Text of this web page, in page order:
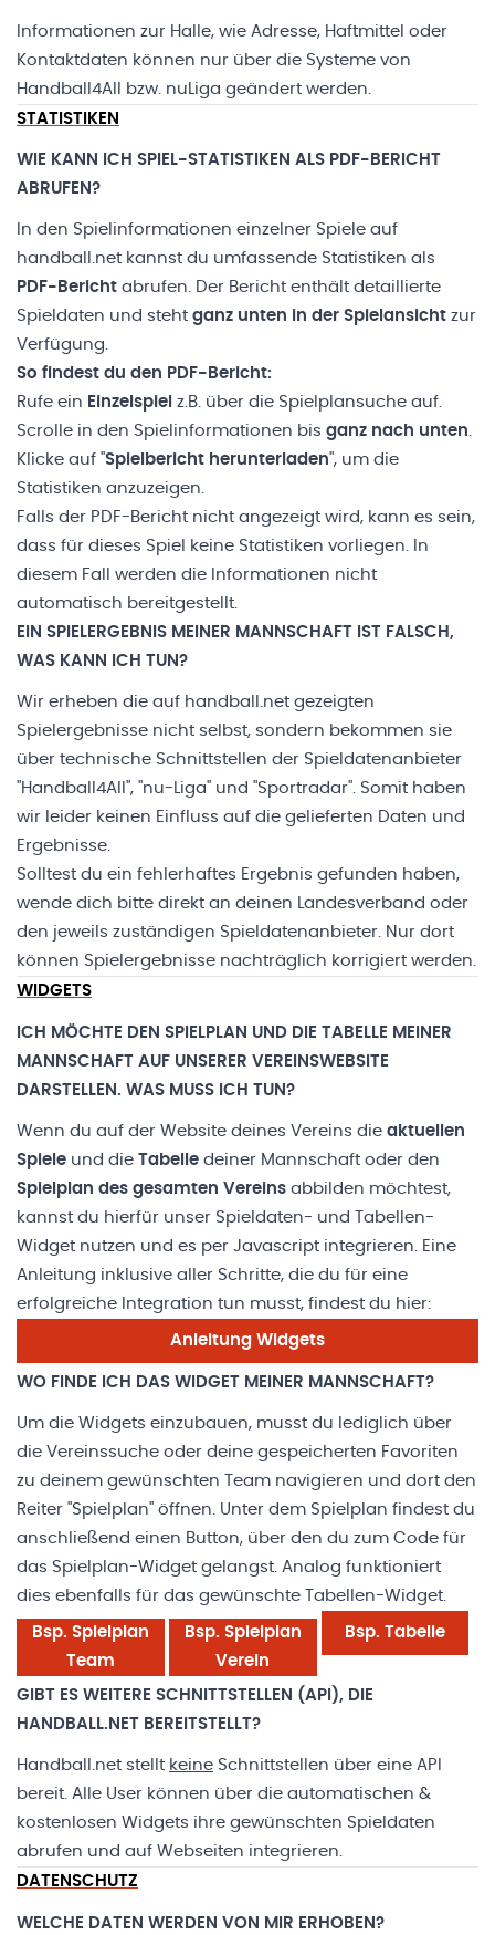
Informationen zur Halle, wie Adresse, Haftmittel oder
Kontaktdaten können nur über die Systeme von
Handball4All bzw. nuLiga geändert werden.
STATISTIKEN
WIE KANN ICH SPIEL-STATISTIKEN ALS PDF-BERICHT
ABRUFEN?
In den Spielinformationen einzelner Spiele auf
handball.net kannst du umfassende Statistiken als
PDF-Bericht abrufen. Der Bericht enthält detaillierte
Spieldaten und steht ganz unten in der Spielansicht zur
Verfügung.
So findest du den PDF-Bericht:
Rufe ein Einzelspiel z.B. über die Spielplansuche auf.
Scrolle in den Spielinformationen bis ganz nach unten.
Klicke auf "Spielbericht herunterladen", um die
Statistiken anzuzeigen.
Falls der PDF-Bericht nicht angezeigt wird, kann es sein,
dass für dieses Spiel keine Statistiken vorliegen. In
diesem Fall werden die Informationen nicht
automatisch bereitgestellt.
EIN SPIELERGEBNIS MEINER MANNSCHAFT IST FALSCH,
WAS KANN ICH TUN?
Wir erheben die auf handball.net gezeigten
Spielergebnisse nicht selbst, sondern bekommen sie
über technische Schnittstellen der Spieldatenanbieter
"Handball4All", "nu-Liga" und "Sportradar". Somit haben
wir leider keinen Einfluss auf die gelieferten Daten und
Ergebnisse.
Solltest du ein fehlerhaftes Ergebnis gefunden haben,
wende dich bitte direkt an deinen Landesverband oder
den jeweils zuständigen Spieldatenanbieter. Nur dort
können Spielergebnisse nachträglich korrigiert werden.
WIDGETS
ICH MÖCHTE DEN SPIELPLAN UND DIE TABELLE MEINER
MANNSCHAFT AUF UNSERER VEREINSWEBSITE
DARSTELLEN. WAS MUSS ICH TUN?
Wenn du auf der Website deines Vereins die aktuellen
Spiele und die Tabelle deiner Mannschaft oder den
Spielplan des gesamten Vereins abbilden möchtest,
kannst du hierfür unser Spieldaten- und Tabellen-
Widget nutzen und es per Javascript integrieren. Eine
Anleitung inklusive aller Schritte, die du für eine
erfolgreiche Integration tun musst, findest du hier:
Anleitung Widgets
WO FINDE ICH DAS WIDGET MEINER MANNSCHAFT?
Um die Widgets einzubauen, musst du lediglich über
die Vereinssuche oder deine gespeicherten Favoriten
zu deinem gewünschten Team navigieren und dort den
Reiter "Spielplan" öffnen. Unter dem Spielplan findest du
anschließend einen Button, über den du zum Code für
das Spielplan-Widget gelangst. Analog funktioniert
dies ebenfalls für das gewünschte Tabellen-Widget.
Bsp. Spielplan
Team
Bsp. Spielplan
Verein
Bsp. Tabelle
GIBT ES WEITERE SCHNITTSTELLEN (API), DIE
HANDBALL.NET BEREITSTELLT?
Handball.net stellt keine Schnittstellen über eine API
bereit. Alle User können über die automatischen &
kostenlosen Widgets ihre gewünschten Spieldaten
abrufen und auf Webseiten integrieren.
DATENSCHUTZ
WELCHE DATEN WERDEN VON MIR ERHOBEN?